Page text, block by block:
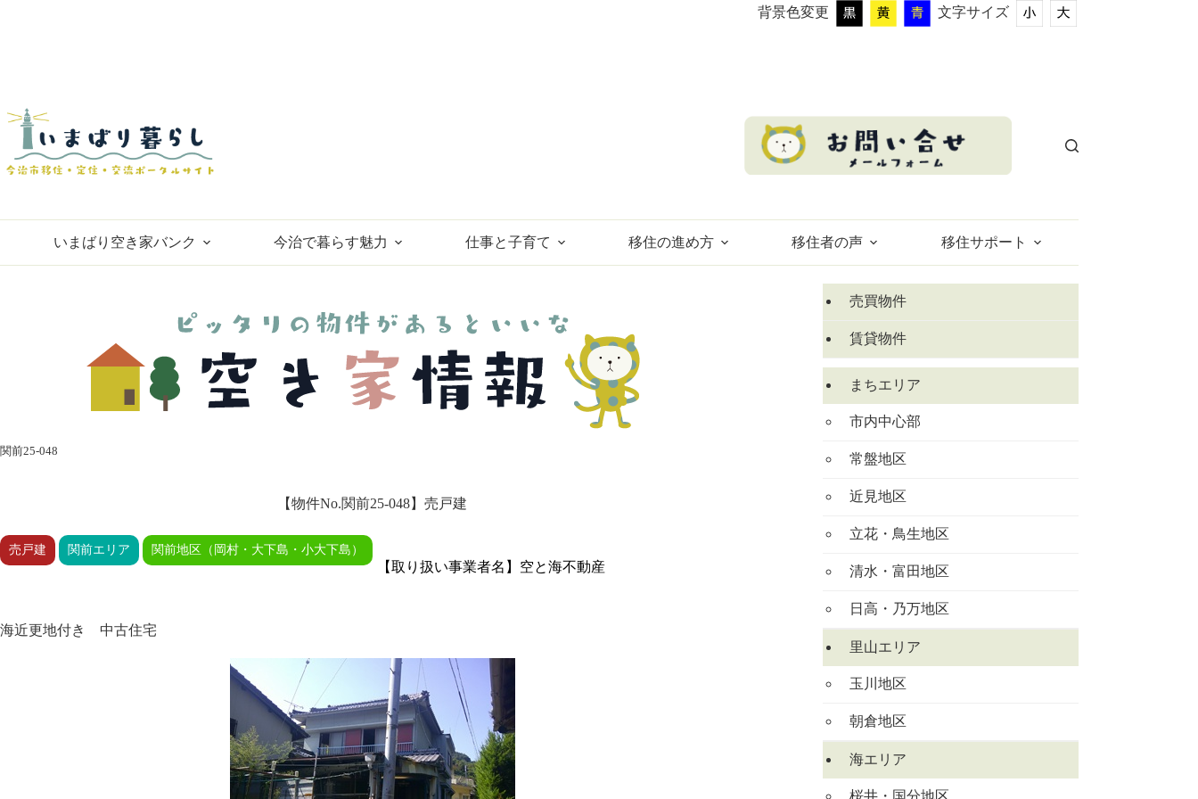
ス
プ
背景色変更 文字サイズ
いまばり空き家バンク 今治で暮らす魅力 仕事と子育て 移住の進め方 移住者の声 移住サポート
関前25-048
【物件No.関前25-048】 売戸建
売戸建 関前エリア 関前地区（岡村・大下島・小大下島）
【取り扱い事業者名】空と海不動産
海近更地付き 中古住宅
売買物件
賃貸物件
まちエリア
市内中心部
常盤地区
近見地区
立花・鳥生地区
清水・富田地区
日高・乃万地区
里山エリア
玉川地区
朝倉地区
海エリア
桜井・国分地区